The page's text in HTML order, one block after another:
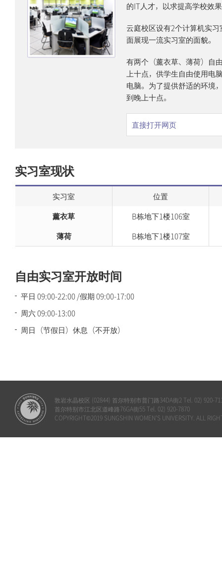
的IT人才，以求提高学校效
云庭校区设有2个计算机实
面展现一流实习室的面貌。
有两个（薰衣草、薄荷）自
上十点，供学生自由使用电
电脑。为了提供舒适的环境
到晚上十点。
直接打开网页
实习室现状
实习室
位置
薰衣草
B栋地下1楼106室
薄荷
B栋地下1楼107室
自由实习室开放时间
平日 09:00-22:00 /假期 09:00-17:00
周六 09:00-13:00
周日（节假日）休息（不开放）
敦岩水晶校区 (02844) 首尔特别市普门路34DA街2 Tel. 02) 920-
首尔特别市江北区道峰路76GA街55 Tel. 02) 920-7870
COPYRIGHT©2019 SUNGSHIN WOMEN'S UNIVERSITY. ALL